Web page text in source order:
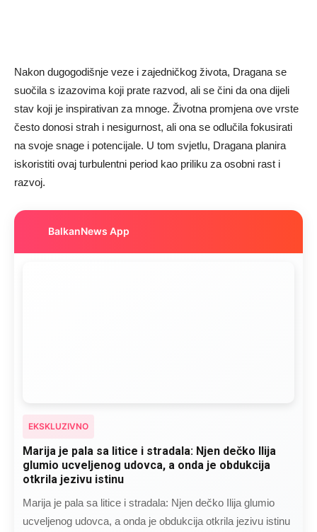
Nakon dugogodišnje veze i zajedničkog života, Dragana se
suočila s izazovima koji prate razvod, ali se čini da ona dijeli
stav koji je inspirativan za mnoge. Životna promjena ove vrste
često donosi strah i nesigurnost, ali ona se odlučila fokusirati
na svoje snage i potencijale. U tom svjetlu, Dragana planira
iskoristiti ovaj turbulentni period kao priliku za osobni rast i
razvoj.
BalkanNews App
EKSKLUZIVNO
Marija je pala sa litice i stradala: Njen dečko Ilija
glumio ucveljenog udovca, a onda je obdukcija
otkrila jezivu istinu
Marija je pala sa litice i stradala: Njen dečko Ilija glumio
ucveljenog udovca, a onda je obdukcija otkrila jezivu istinu